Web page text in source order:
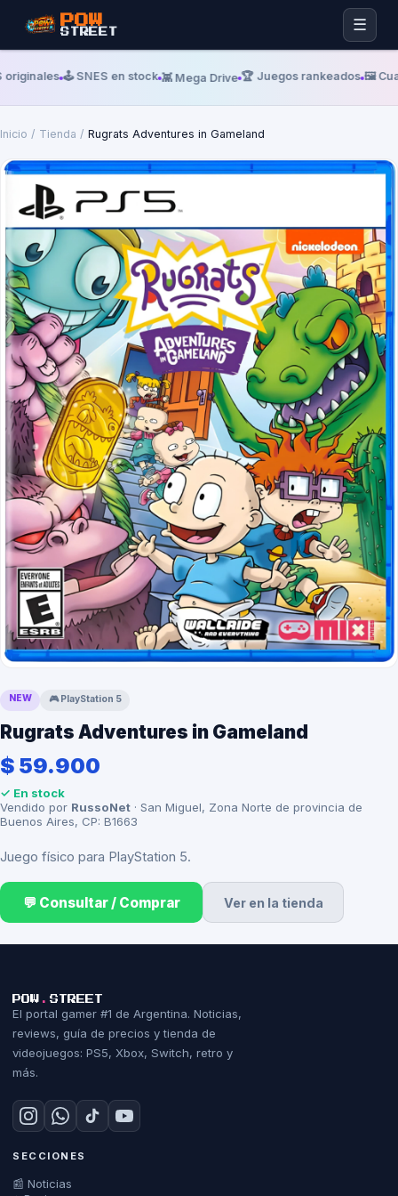
POW
STREET ☰
originales 🕹️ SNES en stock 👾 Mega Drive 🏆 Juegos rankeados 🖼️
Inicio / Tienda / Rugrats Adventures in Gameland
NEW 🎮 PlayStation 5
Rugrats Adventures in Gameland
$ 59.900
✓ En stock
Vendido por RussoNet · San Miguel, Zona Norte de provincia de
Buenos Aires, CP: B1663
Juego físico para PlayStation 5.
💬 Consultar / Comprar Ver en la tienda
POW . STREET
El portal gamer #1 de Argentina. Noticias,
reviews, guía de precios y tienda de
videojuegos: PS5, Xbox, Switch, retro y
más.
SECCIONES
📰 Noticias